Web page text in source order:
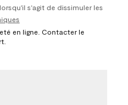
s'agit de dissimuler les
en ligne. Contacter le